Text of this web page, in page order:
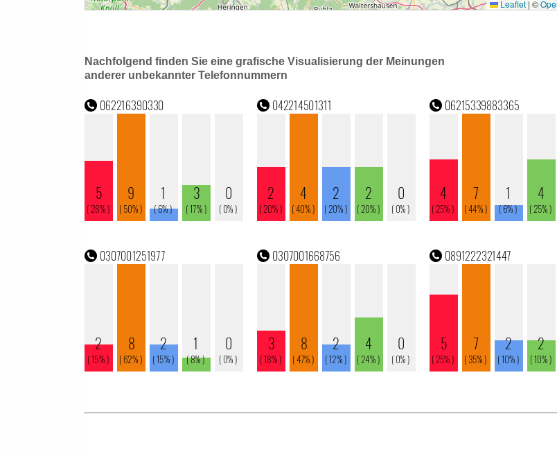
Nachfolgend finden Sie eine grafische Visualisierung der Meinungen
anderer unbekannter Telefonnummern